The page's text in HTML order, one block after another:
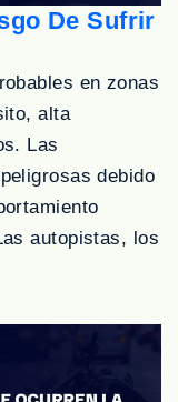
De Sufrir
en zonas
alta
Las
debido
autopistas, los